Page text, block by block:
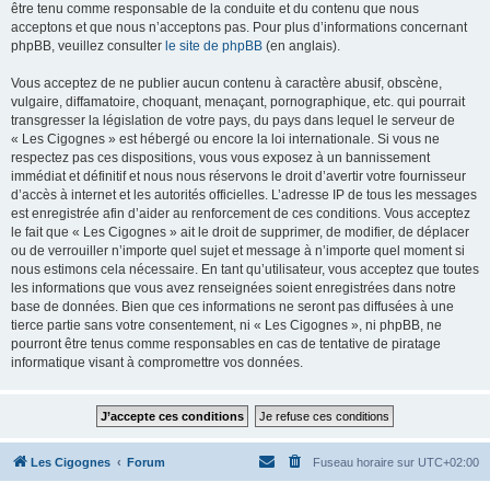
être tenu comme responsable de la conduite et du contenu que nous
acceptons et que nous n’acceptons pas. Pour plus d’informations concernant
phpBB, veuillez consulter le site de phpBB (en anglais).
Vous acceptez de ne publier aucun contenu à caractère abusif, obscène,
vulgaire, diffamatoire, choquant, menaçant, pornographique, etc. qui pourrait
transgresser la législation de votre pays, du pays dans lequel le serveur de
« Les Cigognes » est hébergé ou encore la loi internationale. Si vous ne
respectez pas ces dispositions, vous vous exposez à un bannissement
immédiat et définitif et nous nous réservons le droit d’avertir votre fournisseur
d’accès à internet et les autorités officielles. L’adresse IP de tous les messages
est enregistrée afin d’aider au renforcement de ces conditions. Vous acceptez
le fait que « Les Cigognes » ait le droit de supprimer, de modifier, de déplacer
ou de verrouiller n’importe quel sujet et message à n’importe quel moment si
nous estimons cela nécessaire. En tant qu’utilisateur, vous acceptez que toutes
les informations que vous avez renseignées soient enregistrées dans notre
base de données. Bien que ces informations ne seront pas diffusées à une
tierce partie sans votre consentement, ni « Les Cigognes », ni phpBB, ne
pourront être tenus comme responsables en cas de tentative de piratage
informatique visant à compromettre vos données.
Les Cigognes Forum Fuseau horaire sur UTC+02:00